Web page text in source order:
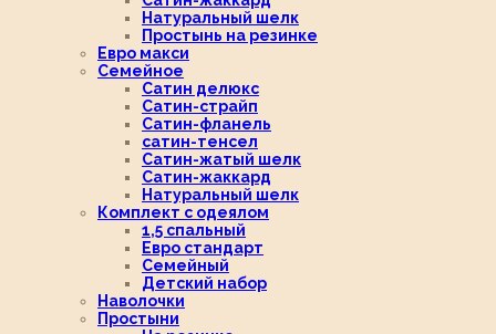
Натуральный шелк
Простынь на резинке
Евро макси
Семейное
Сатин делюкс
Сатин-страйп
Сатин-фланель
сатин-тенсел
Сатин-жатый шелк
Сатин-жаккард
Натуральный шелк
Комплект с одеялом
1,5 спальный
Евро стандарт
Семейный
Детский набор
Наволочки
Простыни